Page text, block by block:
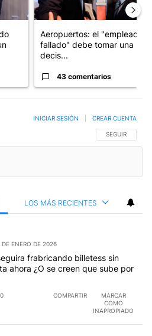
Aeropuertos: el "empleado
fallado" debe tomar una
decis...
43 comentarios
SIGA ESTA
SEGUIR
INICIAR SESIÓN CREAR CUENTA
LOS MÁS RECIENTES
DE ENERO DE 2026
frabricando billetess sin
ahora ¿O se creen que sube por
0 COMPARTIR
MARCAR
COMO
INAPROPIADO